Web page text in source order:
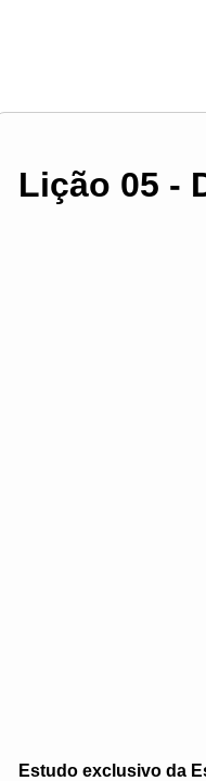
Lição 05 -
Estudo exclusivo da